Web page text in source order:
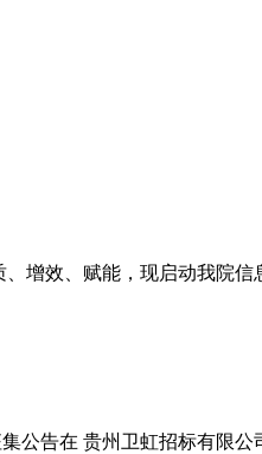
增效、赋能，现启动我院
告在 贵州卫虹招标有限